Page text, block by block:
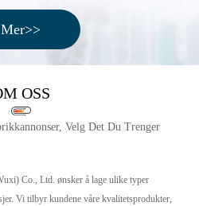
Mer>>
OSS
Velg Det Du Trenger
Co., Ltd. ønsker å lage ulike typer
Vi tilbyr kundene våre kvalitetsprodukter,